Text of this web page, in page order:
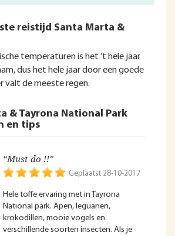
reistijd Santa Marta &
temperaturen is het ’t hele jaar
dus het hele jaar door een goede
valt de meeste regen.
& Tayrona National Park
en tips
“Must do !!”
Geplaatst 28-10-2017
Hele toffe ervaring met in Tayrona
National park. Apen, leguanen,
krokodillen, mooie vogels en
verschillende soorten insecten. Als je